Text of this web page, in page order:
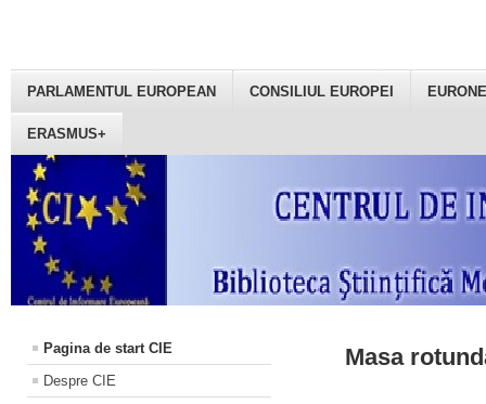
PARLAMENTUL EUROPEAN CONSILIUL EUROPEI
ERASMUS+
Pagina de start CIE
Despre CIE
Masa